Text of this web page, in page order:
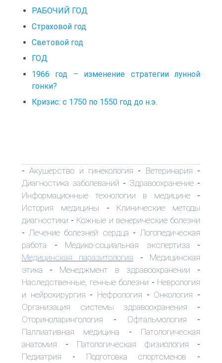
РАБОЧИЙ ГОД
Страховой год
Световой год
ГОД
1966 год – изменение стратегии лунной
гонки?
Кризис: с 1750 по 1550 год до н.э.
-Акушерство и гинекология - Ветеринария -
Диагностика заболеваний - Здравоохранение -
Информационные технологии в медицине -
История медицины - Клинические методы
диагностики - Кожные и венерические болезни
- Лечение болезней сердца - Логопедическая
работа - Медико-социальная экспертиза -
Медицинская паразитология - Медицинская
этика - Менеджмент в здравоохранении -
Наследственные, генные болезни - Неврология
и нейрохирургия - Нефрология - Онкология -
Организация системы здравоохранения -
Оториноларингология - Офтальмология -
Паллиативная медицина - Патологическая
анатомия - Патологическая физиология -
Педиатрия - Подготовка спортсменов -